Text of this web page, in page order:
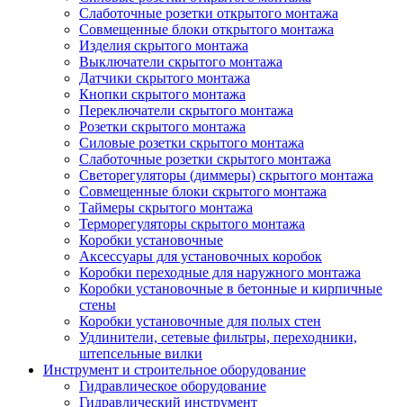
Слаботочные розетки открытого монтажа
Совмещенные блоки открытого монтажа
Изделия скрытого монтажа
Выключатели скрытого монтажа
Датчики скрытого монтажа
Кнопки скрытого монтажа
Переключатели скрытого монтажа
Розетки скрытого монтажа
Силовые розетки скрытого монтажа
Слаботочные розетки скрытого монтажа
Светорегуляторы (диммеры) скрытого монтажа
Совмещенные блоки скрытого монтажа
Таймеры скрытого монтажа
Терморегуляторы скрытого монтажа
Коробки установочные
Аксессуары для установочных коробок
Коробки переходные для наружного монтажа
Коробки установочные в бетонные и кирпичные
стены
Коробки установочные для полых стен
Удлинители, сетевые фильтры, переходники,
штепсельные вилки
Инструмент и строительное оборудование
Гидравлическое оборудование
Гидравлический инструмент